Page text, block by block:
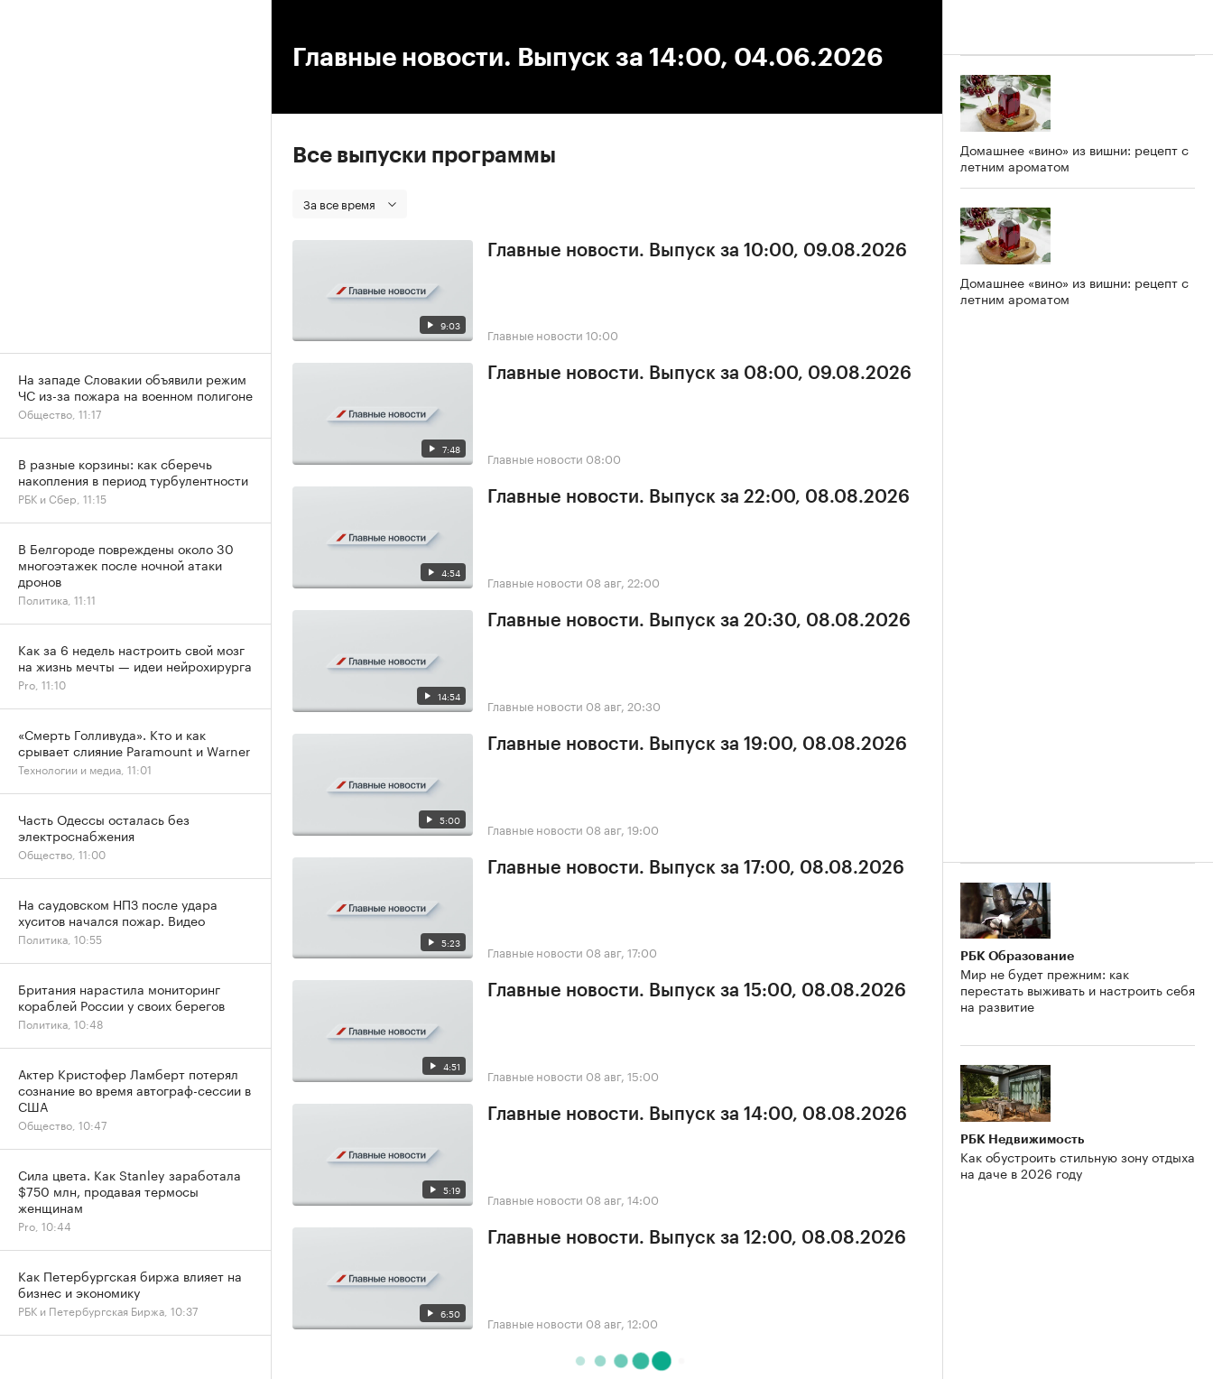
Главные новости. Выпуск за 14:00, 04.06.2026
Все выпуски программы
За все время
9:03
Главные новости. Выпуск за 10:00, 09.08.2026
Главные новости 10:00
7:48
Главные новости. Выпуск за 08:00, 09.08.2026
Главные новости 08:00
4:54
Главные новости. Выпуск за 22:00, 08.08.2026
Главные новости 08 авг, 22:00
14:54
Главные новости. Выпуск за 20:30, 08.08.2026
Главные новости 08 авг, 20:30
5:00
Главные новости. Выпуск за 19:00, 08.08.2026
Главные новости 08 авг, 19:00
5:23
Главные новости. Выпуск за 17:00, 08.08.2026
Главные новости 08 авг, 17:00
4:51
Главные новости. Выпуск за 15:00, 08.08.2026
Главные новости 08 авг, 15:00
5:19
Главные новости. Выпуск за 14:00, 08.08.2026
Главные новости 08 авг, 14:00
6:50
Главные новости. Выпуск за 12:00, 08.08.2026
Главные новости 08 авг, 12:00
Домашнее «вино» из вишни: рецепт с
летним ароматом
Домашнее «вино» из вишни: рецепт с
летним ароматом
РБК Образование
Мир не будет прежним: как
перестать выживать и настроить себя
на развитие
РБК Недвижимость
Как обустроить стильную зону отдыха
на даче в 2026 году
На западе Словакии объявили режим
ЧС из-за пожара на военном полигоне
Общество, 11:17
В разные корзины: как сберечь
накопления в период турбулентности
РБК и Сбер, 11:15
В Белгороде повреждены около 30
многоэтажек после ночной атаки
дронов
Политика, 11:11
Как за 6 недель настроить свой мозг
на жизнь мечты — идеи нейрохирурга
Pro, 11:10
«Смерть Голливуда». Кто и как
срывает слияние Paramount и Warner
Технологии и медиа, 11:01
Часть Одессы осталась без
электроснабжения
Общество, 11:00
На саудовском НПЗ после удара
хуситов начался пожар. Видео
Политика, 10:55
Британия нарастила мониторинг
кораблей России у своих берегов
Политика, 10:48
Актер Кристофер Ламберт потерял
сознание во время автограф-сессии в
США
Общество, 10:47
Сила цвета. Как Stanley заработала
$750 млн, продавая термосы
женщинам
Pro, 10:44
Как Петербургская биржа влияет на
бизнес и экономику
РБК и Петербургская Биржа, 10:37